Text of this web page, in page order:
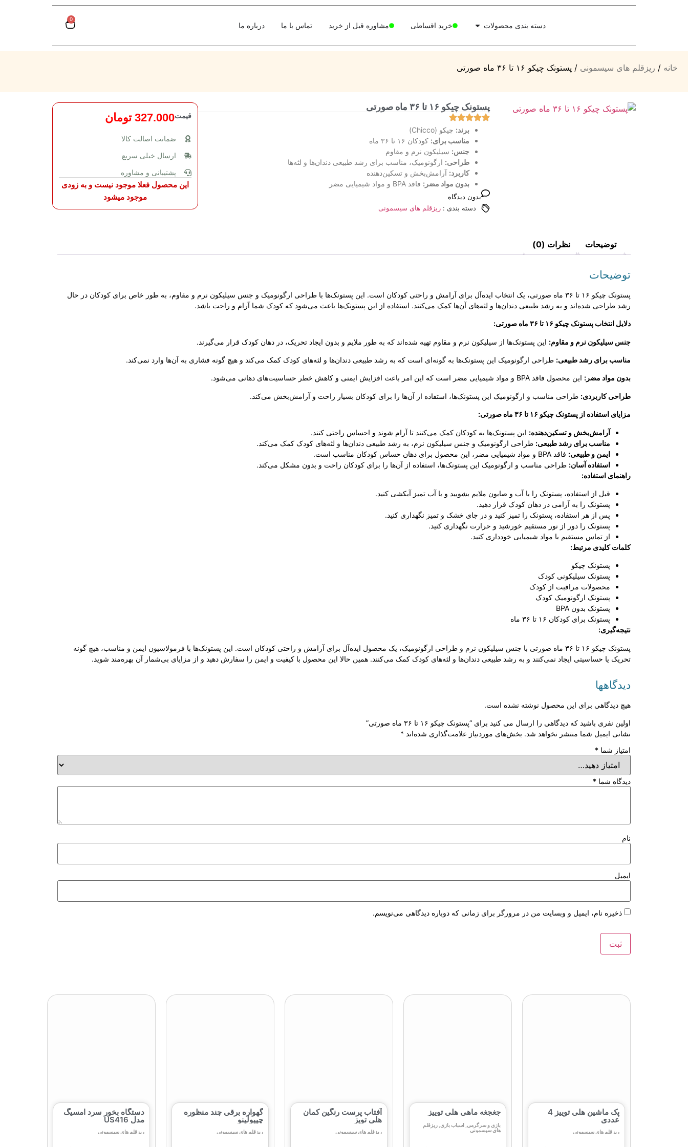
دسته بندی محصولات خرید اقساطی مشاوره قبل از خرید تماس با ما درباره ما
0
خانه / ریزقلم های سیسمونی / پستونک چیکو ۱۶ تا ۳۶ ماه صورتی
پستونک چیکو ۱۶ تا ۳۶ ماه صورتی
برند: چیکو (Chicco)
مناسب برای: کودکان ۱۶ تا ۳۶ ماه
جنس: سیلیکون نرم و مقاوم
طراحی: ارگونومیک، مناسب برای رشد طبیعی دندان‌ها و لثه‌ها
کاربرد: آرامش‌بخش و تسکین‌دهنده
بدون مواد مضر: فاقد BPA و مواد شیمیایی مضر
بدون دیدگاه
دسته بندی : ریزقلم های سیسمونی
قیمت327.000 تومان
ضمانت اصالت کالا
ارسال خیلی سریع
پشتیبانی و مشاوره
این محصول فعلا موجود نیست و به زودی
موجود میشود
توضیحات نظرات (0)
توضیحات
پستونک چیکو ۱۶ تا ۳۶ ماه صورتی، یک انتخاب ایده‌آل برای آرامش و راحتی کودکان است. این پستونک‌ها با طراحی ارگونومیک و جنس سیلیکون نرم و مقاوم، به طور خاص برای کودکان در حال
رشد طراحی شده‌اند و به رشد طبیعی دندان‌ها و لثه‌های آن‌ها کمک می‌کنند. استفاده از این پستونک‌ها باعث می‌شود که کودک شما آرام و راحت باشد.
دلایل انتخاب پستونک چیکو ۱۶ تا ۳۶ ماه صورتی:
جنس سیلیکون نرم و مقاوم: این پستونک‌ها از سیلیکون نرم و مقاوم تهیه شده‌اند که به طور ملایم و بدون ایجاد تحریک، در دهان کودک قرار می‌گیرند.
مناسب برای رشد طبیعی: طراحی ارگونومیک این پستونک‌ها به گونه‌ای است که به رشد طبیعی دندان‌ها و لثه‌های کودک کمک می‌کند و هیچ گونه فشاری به آن‌ها وارد نمی‌کند.
بدون مواد مضر: این محصول فاقد BPA و مواد شیمیایی مضر است که این امر باعث افزایش ایمنی و کاهش خطر حساسیت‌های دهانی می‌شود.
طراحی کاربردی: طراحی مناسب و ارگونومیک این پستونک‌ها، استفاده از آن‌ها را برای کودکان بسیار راحت و آرامش‌بخش می‌کند.
مزایای استفاده از پستونک چیکو ۱۶ تا ۳۶ ماه صورتی:
آرامش‌بخش و تسکین‌دهنده: این پستونک‌ها به کودکان کمک می‌کنند تا آرام شوند و احساس راحتی کنند.
مناسب برای رشد طبیعی: طراحی ارگونومیک و جنس سیلیکون نرم، به رشد طبیعی دندان‌ها و لثه‌های کودک کمک می‌کند.
ایمن و طبیعی: فاقد BPA و مواد شیمیایی مضر، این محصول برای دهان حساس کودکان مناسب است.
استفاده آسان: طراحی مناسب و ارگونومیک این پستونک‌ها، استفاده از آن‌ها را برای کودکان راحت و بدون مشکل می‌کند.
راهنمای استفاده:
قبل از استفاده، پستونک را با آب و صابون ملایم بشویید و با آب تمیز آبکشی کنید.
پستونک را به آرامی در دهان کودک قرار دهید.
پس از هر استفاده، پستونک را تمیز کنید و در جای خشک و تمیز نگهداری کنید.
پستونک را دور از نور مستقیم خورشید و حرارت نگهداری کنید.
از تماس مستقیم با مواد شیمیایی خودداری کنید.
کلمات کلیدی مرتبط:
پستونک چیکو
پستونک سیلیکونی کودک
محصولات مراقبت از کودک
پستونک ارگونومیک کودک
پستونک بدون BPA
پستونک برای کودکان ۱۶ تا ۳۶ ماه
نتیجه‌گیری:
پستونک چیکو ۱۶ تا ۳۶ ماه صورتی با جنس سیلیکون نرم و طراحی ارگونومیک، یک محصول ایده‌آل برای آرامش و راحتی کودکان است. این پستونک‌ها با فرمولاسیون ایمن و مناسب، هیچ گونه
تحریک یا حساسیتی ایجاد نمی‌کنند و به رشد طبیعی دندان‌ها و لثه‌های کودک کمک می‌کنند. همین حالا این محصول با کیفیت و ایمن را سفارش دهید و از مزایای بی‌شمار آن بهره‌مند شوید.
دیدگاهها
هیچ دیدگاهی برای این محصول نوشته نشده است.
اولین نفری باشید که دیدگاهی را ارسال می کنید برای “پستونک چیکو ۱۶ تا ۳۶ ماه صورتی”
نشانی ایمیل شما منتشر نخواهد شد. بخش‌های موردنیاز علامت‌گذاری شده‌اند *
امتیاز شما *
دیدگاه شما *
نام
ایمیل
ذخیره نام، ایمیل و وبسایت من در مرورگر برای زمانی که دوباره دیدگاهی می‌نویسم.
پک ماشین هلی توییز 4
عددی
ریزقلم های سیسمونی
جغجغه ماهی هلی‌ توییز
بازی و سرگرمی, اسباب بازی, ریزقلم
های سیسمونی
آفتاب‌ پرست رنگین‌ کمان
هلی‌ تویز
ریزقلم های سیسمونی
گهواره برقی چند منظوره
چیپولینو
ریزقلم های سیسمونی
دستگاه بخور سرد امسیگ
مدل US416
ریزقلم های سیسمونی